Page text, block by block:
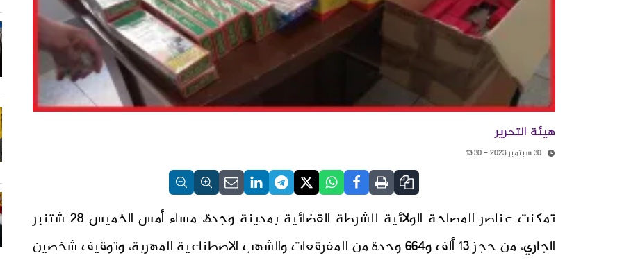
هيئة التحرير
30 سبتمبر 2023 - 13:30
تمكنت عناصر المصلحة الولائية للشرطة القضائية بمدينة وجدة، مساء أمس الخميس 28 شتنبر
الجاري، من حجز 13 ألف و664 وحدة من المفرقعات والشهب الاصطناعية المهربة، وتوقيف شخصين